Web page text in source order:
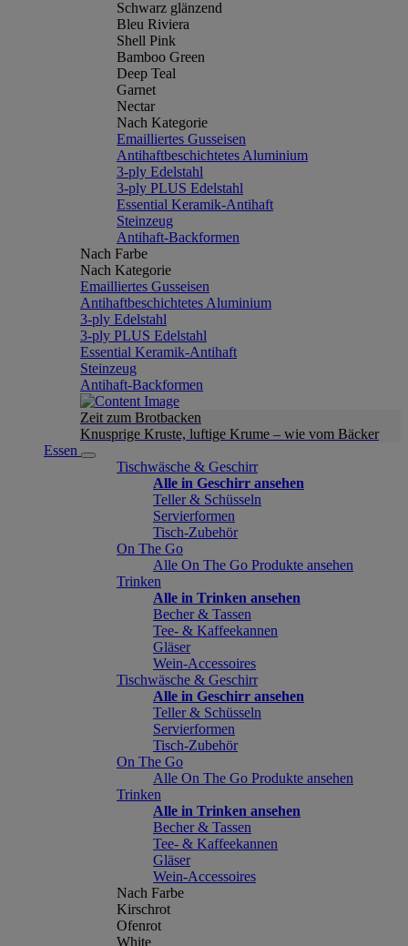
Schwarz glänzend
Bleu Riviera
Shell Pink
Bamboo Green
Deep Teal
Garnet
Nectar
Nach Kategorie
Emailliertes Gusseisen
Antihaftbeschichtetes Aluminium
3-ply Edelstahl
3-ply PLUS Edelstahl
Essential Keramik-Antihaft
Steinzeug
Antihaft-Backformen
Nach Farbe
Nach Kategorie
Emailliertes Gusseisen
Antihaftbeschichtetes Aluminium
3-ply Edelstahl
3-ply PLUS Edelstahl
Essential Keramik-Antihaft
Steinzeug
Antihaft-Backformen
Zeit zum Brotbacken
Knusprige Kruste, luftige Krume – wie vom Bäcker
Essen
Tischwäsche & Geschirr
Alle in Geschirr ansehen
Teller & Schüsseln
Servierformen
Tisch-Zubehör
On The Go
Alle On The Go Produkte ansehen
Trinken
Alle in Trinken ansehen
Becher & Tassen
Tee- & Kaffeekannen
Gläser
Wein-Accessoires
Tischwäsche & Geschirr
Alle in Geschirr ansehen
Teller & Schüsseln
Servierformen
Tisch-Zubehör
On The Go
Alle On The Go Produkte ansehen
Trinken
Alle in Trinken ansehen
Becher & Tassen
Tee- & Kaffeekannen
Gläser
Wein-Accessoires
Nach Farbe
Kirschrot
Ofenrot
White